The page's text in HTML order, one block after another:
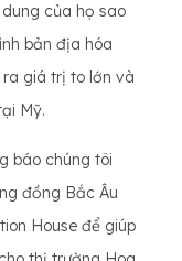
của họ sao
bản địa hóa
giá trị to lớn và
Mỹ.
báo chúng tôi
đồng Bắc Âu
House để giúp